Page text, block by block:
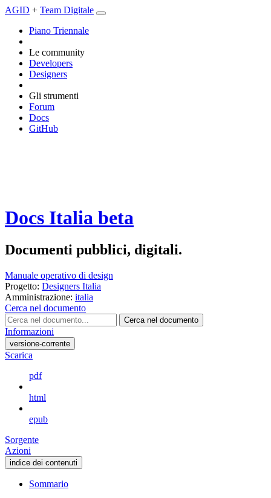
AGID + Team Digitale
Piano Triennale
Le community
Developers
Designers
Gli strumenti
Forum
Docs
GitHub
Docs Italia beta
Documenti pubblici, digitali.
Manuale operativo di design
Progetto: Designers Italia
Amministrazione: italia
Cerca nel documento
Cerca nel documento
Informazioni
versione-corrente
Scarica
pdf
html
epub
Sorgente
Azioni
indice dei contenuti
Sommario